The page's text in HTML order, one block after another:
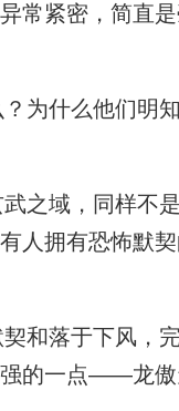
常紧密，简直
为什么他们明
之域，同样不
人拥有恐怖默
和落于下风，
的一点——龙傲